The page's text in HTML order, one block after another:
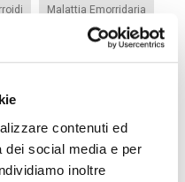
contenuti ed
dei social media e per
inoltre
Malattia Emorridaria
Sintomatologia